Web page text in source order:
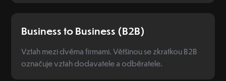
Business to Business (B2B)
Vztah mezi dvěma firmami. Většinou se zkratkou B2B
označuje vztah dodavatele a odběratele.